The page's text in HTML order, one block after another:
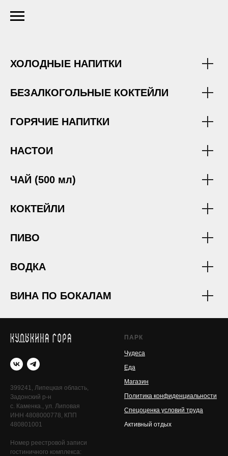
ХОЛОДНЫЕ НАПИТКИ
БЕЗАЛКОГОЛЬНЫЕ КОКТЕЙЛИ
ГОРЯЧИЕ НАПИТКИ
НАСТОИ
ЧАЙ (500 мл)
КОКТЕЙЛИ
ПИВО
ВОДКА
ВИНА ПО БОКАЛАМ
399241, Липецкая область,
Задонский р-н
с. Каменка., ул. Липовая
ИНН 4808000778, КПП
480801001
Номер реестровой записи
гостиничного комплекса:
ПАРК
Чудеса
Еда
Магазин
Политика конфиденциальности
Спецоценка условий труда
Активный отдых